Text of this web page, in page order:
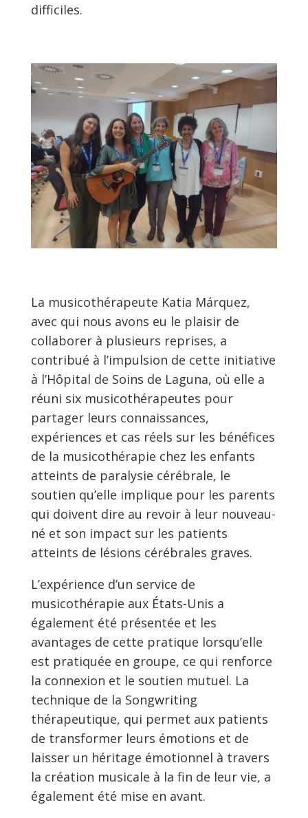
difficiles.
La musicothérapeute Katia Márquez,
avec qui nous avons eu le plaisir de
collaborer à plusieurs reprises, a
contribué à l’impulsion de cette initiative
à l’Hôpital de Soins de Laguna, où elle a
réuni six musicothérapeutes pour
partager leurs connaissances,
expériences et cas réels sur les bénéfices
de la musicothérapie chez les enfants
atteints de paralysie cérébrale, le
soutien qu’elle implique pour les parents
qui doivent dire au revoir à leur nouveau-
né et son impact sur les patients
atteints de lésions cérébrales graves.
L’expérience d’un service de
musicothérapie aux États-Unis a
également été présentée et les
avantages de cette pratique lorsqu’elle
est pratiquée en groupe, ce qui renforce
la connexion et le soutien mutuel. La
technique de la Songwriting
thérapeutique, qui permet aux patients
de transformer leurs émotions et de
laisser un héritage émotionnel à travers
la création musicale à la fin de leur vie, a
également été mise en avant.